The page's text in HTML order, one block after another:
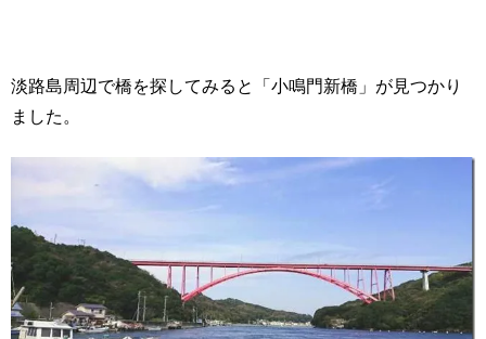
淡路島周辺で橋を探してみると「小鳴門新橋」が見つかり
ました。